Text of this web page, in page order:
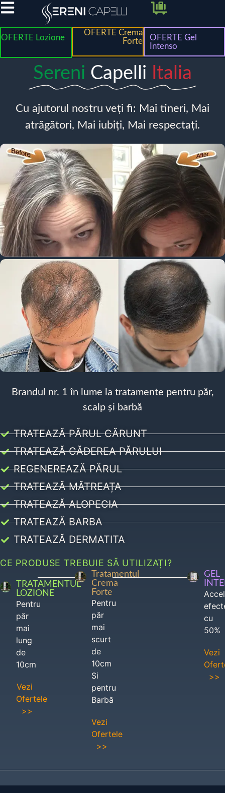
OFERTE Lozione
OFERTE Crema
Forte
OFERTE Gel
Intenso
Sereni Capelli Italia
Cu ajutorul nostru veți fi: Mai tineri, Mai
atrăgători, Mai iubiți, Mai respectați.
Brandul nr. 1 în lume la tratamente pentru păr,
scalp și barbă
TRATEAZĂ PĂRUL CĂRUNT
TRATEAZĂ CĂDEREA PĂRULUI
REGENEREAZĂ PĂRUL
TRATEAZĂ MĂTREAȚA
TRATEAZĂ ALOPECIA
TRATEAZĂ BARBA
TRATEAZĂ DERMATITA
CE PRODUSE TREBUIE SĂ UTILIZAȚI?
TRATAMENTUL
LOZIONE
Pentru
păr
mai
lung
de
10cm
Vezi
Ofertele
>>
Tratamentul
Crema
Forte
Pentru
păr
mai
scurt
de
10cm
Si
pentru
Barbă
Vezi
Ofertele
>>
GEL
cu
50%
Vezi
>>